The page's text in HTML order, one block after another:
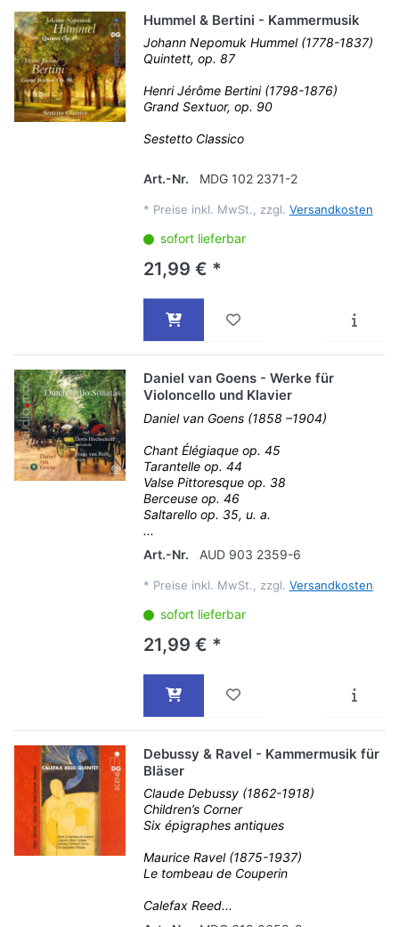
Hummel & Bertini - Kammermusik
Johann Nepomuk Hummel (1778-1837)
Quintett, op. 87
Henri Jérôme Bertini (1798-1876)
Grand Sextuor, op. 90
Sestetto Classico
Art.-Nr. MDG 102 2371-2
* Preise inkl. MwSt., zzgl. Versandkosten
sofort lieferbar
21,99 € *
Daniel van Goens - Werke für
Violoncello und Klavier
Daniel van Goens (1858 –1904)
Chant Élégiaque op. 45
Tarantelle op. 44
Valse Pittoresque op. 38
Berceuse op. 46
Saltarello op. 35, u. a.
...
Art.-Nr.
AUD 903 2359-6
* Preise inkl. MwSt., zzgl. Versandkosten
sofort lieferbar
21,99 € *
Debussy & Ravel - Kammermusik für
Bläser
Claude Debussy (1862-1918)
Children’s Corner
Six épigraphes antiques
Maurice Ravel (1875-1937)
Le tombeau de Couperin
Calefax Reed...